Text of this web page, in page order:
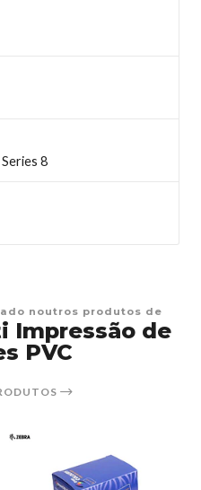
8
noutros produtos de
Impressão de
PVC